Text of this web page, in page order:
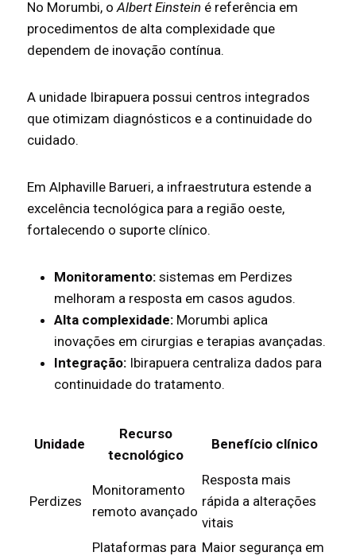
No Morumbi, o Albert Einstein é referência em
procedimentos de alta complexidade que
dependem de inovação contínua.
A unidade Ibirapuera possui centros integrados
que otimizam diagnósticos e a continuidade do
cuidado.
Em Alphaville Barueri, a infraestrutura estende a
excelência tecnológica para a região oeste,
fortalecendo o suporte clínico.
Monitoramento: sistemas em Perdizes
melhoram a resposta em casos agudos.
Alta complexidade: Morumbi aplica
inovações em cirurgias e terapias avançadas.
Integração: Ibirapuera centraliza dados para
continuidade do tratamento.
Unidade
Recurso
tecnológico
Benefício clínico
Perdizes
Monitoramento
remoto avançado
Resposta mais
rápida a alterações
vitais
Plataformas para Maior segurança em